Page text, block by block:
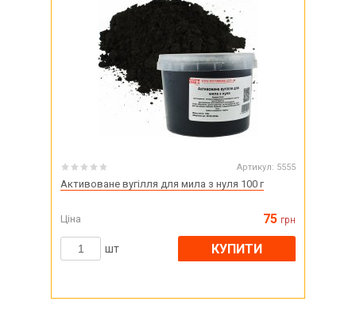
Артикул: 5555
Активоване вугілля для мила з нуля 100 г
Ціна 75 грн
шт КУПИТИ